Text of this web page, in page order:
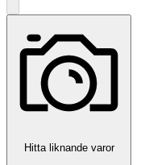
Hitta liknande varor